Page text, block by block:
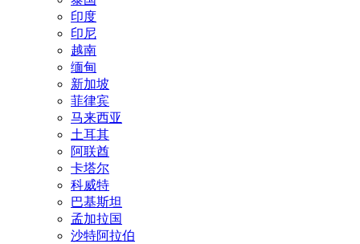
印度
印尼
越南
缅甸
新加坡
菲律宾
马来西亚
土耳其
阿联酋
卡塔尔
科威特
巴基斯坦
孟加拉国
沙特阿拉伯